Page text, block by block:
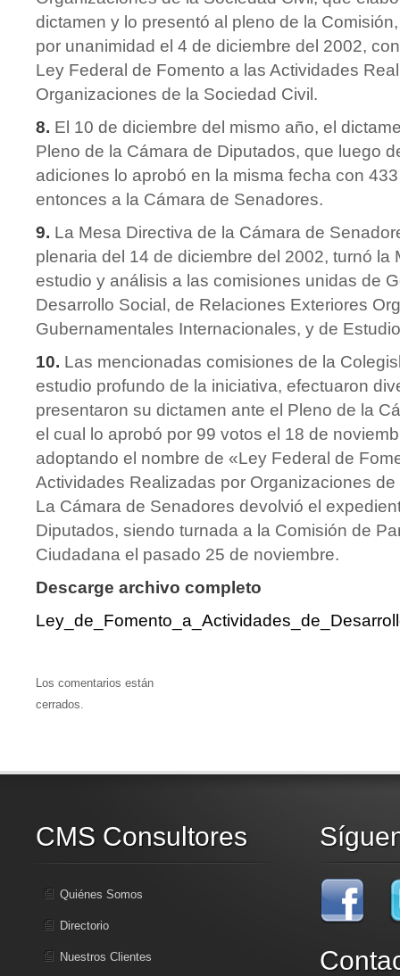
dictamen y lo presentó al pleno de la
por unanimidad el 4 de diciembre del 2002,
Ley Federal de Fomento a las Actividades
Organizaciones de la Sociedad Civil.
8. El 10 de diciembre del mismo año, el
Pleno de la Cámara de Diputados, que luego
adiciones lo aprobó en la misma fecha con
entonces a la Cámara de Senadores.
9. La Mesa Directiva de la Cámara de
plenaria del 14 de diciembre del 2002, turnó la
estudio y análisis a las comisiones unidas de
Desarrollo Social, de Relaciones Exteriores
Gubernamentales Internacionales, y de
10. Las mencionadas comisiones de la
estudio profundo de la iniciativa, efectuaron
presentaron su dictamen ante el Pleno de la
el cual lo aprobó por 99 votos el 18 de
adoptando el nombre de «Ley Federal de
Actividades Realizadas por Organizaciones
La Cámara de Senadores devolvió el
Diputados, siendo turnada a la Comisión de
Ciudadana el pasado 25 de noviembre.
Descarge archivo completo
Los comentarios están
cerrados.
CMS Consultores
Quiénes Somos
Directorio
Nuestros Clientes